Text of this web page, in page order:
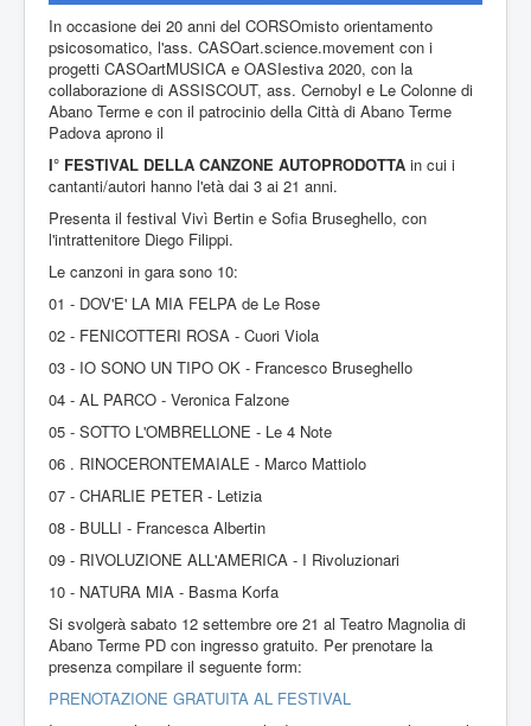
In occasione dei 20 anni del CORSOmisto orientamento
psicosomatico, l'ass. CASOart.science.movement con i
progetti CASOartMUSICA e OASIestiva 2020, con la
collaborazione di ASSISCOUT, ass. Cernobyl e Le Colonne di
Abano Terme e con il patrocinio della Città di Abano Terme
Padova aprono il
I° FESTIVAL DELLA CANZONE AUTOPRODOTTA in cui i
cantanti/autori hanno l'età dai 3 ai 21 anni.
Presenta il festival Vivì Bertin e Sofia Bruseghello, con
l'intrattenitore Diego Filippi.
Le canzoni in gara sono 10:
01 - DOV'E' LA MIA FELPA de Le Rose
02 - FENICOTTERI ROSA - Cuori Viola
03 - IO SONO UN TIPO OK - Francesco Bruseghello
04 - AL PARCO - Veronica Falzone
05 - SOTTO L'OMBRELLONE - Le 4 Note
06 . RINOCERONTEMAIALE - Marco Mattiolo
07 - CHARLIE PETER - Letizia
08 - BULLI - Francesca Albertin
09 - RIVOLUZIONE ALL'AMERICA - I Rivoluzionari
10 - NATURA MIA - Basma Korfa
Si svolgerà sabato 12 settembre ore 21 al Teatro Magnolia di
Abano Terme PD con ingresso gratuito. Per prenotare la
presenza compilare il seguente form:
PRENOTAZIONE GRATUITA AL FESTIVAL